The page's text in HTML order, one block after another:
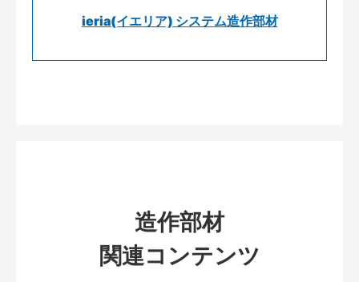
ieria(イエリア) システム造作部材
造作部材
関連コンテンツ